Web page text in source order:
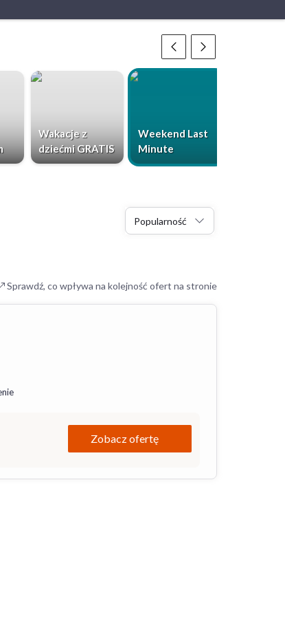
Wakacje z
dziećmi GRATIS
Weekend Last
Minute
Popularność
Sprawdź, co wpływa na kolejność ofert na stronie
Zobacz ofertę